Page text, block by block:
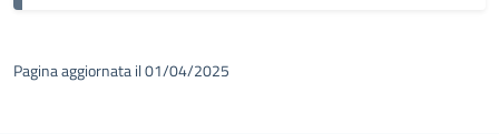
Pagina aggiornata il 01/04/2025